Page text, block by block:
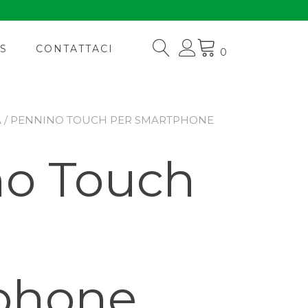
CONTATTACI 0
/ PENNINO TOUCH PER SMARTPHONE
Touch